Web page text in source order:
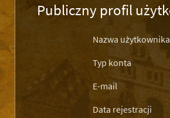
Publiczny profil
Nazwa użytkownika
Typ konta
E-mail
Data rejestracji